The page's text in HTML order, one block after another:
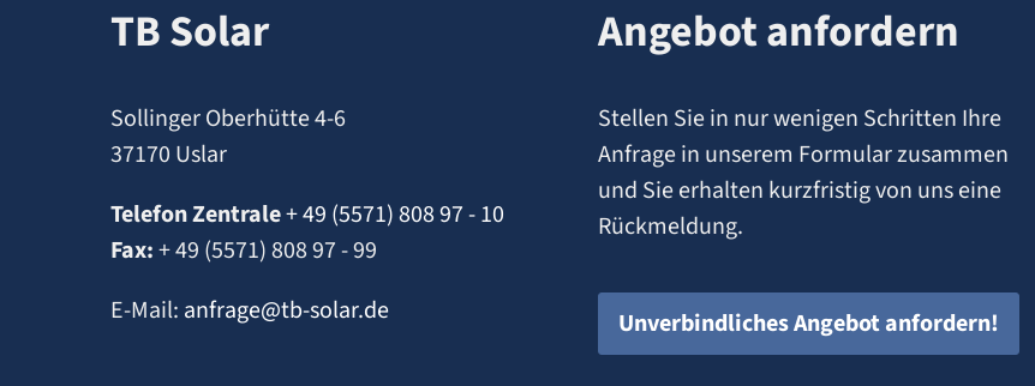
TB Solar
Sollinger Oberhütte 4-6
37170 Uslar
Telefon Zentrale+ 49 (5571) 808 97 - 10
Fax:+ 49 (5571) 808 97 - 99
E-Mail: anfrage@tb-solar.de
Angebot anfordern
Stellen Sie in nur wenigen Schritten Ihre
Anfrage in unserem Formular zusammen
und Sie erhalten kurzfristig von uns eine
Rückmeldung.
Unverbindliches Angebot anfordern!